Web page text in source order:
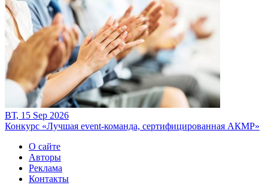
ВТ, 15 Sep 2026
Конкурс «Лучшая event-команда, сертифицированная АКМР»
О сайте
Авторы
Реклама
Контакты